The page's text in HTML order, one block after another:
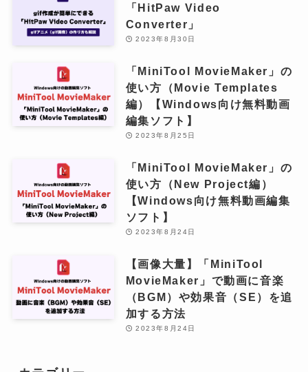
「HitPaw Video
Converter」
2023年8月30日
「MiniTool MovieMaker」の
使い方（Movie Templates
編）【Windows向け無料動画
編集ソフト】
2023年8月25日
「MiniTool MovieMaker」の
使い方（New Project編）
【Windows向け無料動画編集
ソフト】
2023年8月24日
【画像大量】「MiniTool
MovieMaker」で動画に音楽
（BGM）や効果音（SE）を追
加する方法
2023年8月24日